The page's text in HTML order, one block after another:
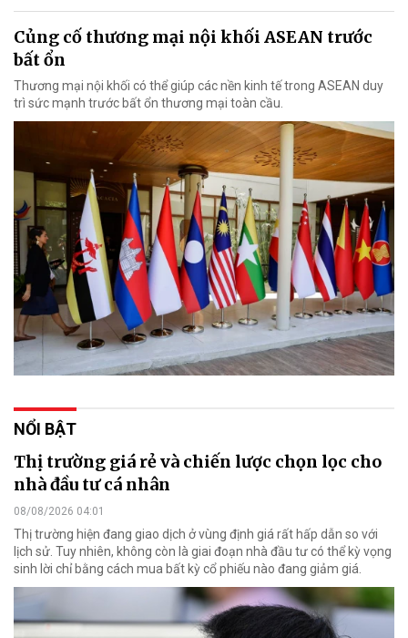
Củng cố thương mại nội khối ASEAN trước
bất ổn
Thương mại nội khối có thể giúp các nền kinh tế trong ASEAN duy
trì sức mạnh trước bất ổn thương mại toàn cầu.
NỔI BẬT
Thị trường giá rẻ và chiến lược chọn lọc cho
nhà đầu tư cá nhân
08/08/2026 04:01
Thị trường hiện đang giao dịch ở vùng định giá rất hấp dẫn so với
lịch sử. Tuy nhiên, không còn là giai đoạn nhà đầu tư có thể kỳ vọng
sinh lời chỉ bằng cách mua bất kỳ cổ phiếu nào đang giảm giá.